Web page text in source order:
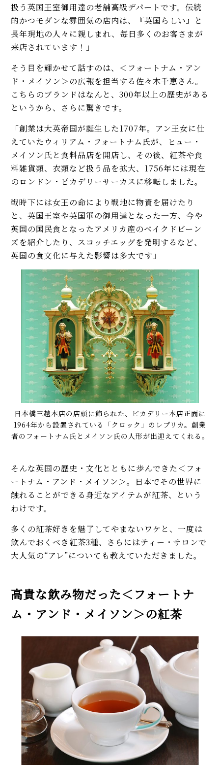
扱う英国王室御用達の老舗高級デパートです。伝統
的かつモダンな雰囲気の店内は、『英国らしい』と
長年現地の人々に親しまれ、毎日多くのお客さまが
来店されています！」
そう目を輝かせて話すのは、＜フォートナム・アン
ド・メイソン＞の広報を担当する佐々木千恵さん。
こちらのブランドはなんと、300年以上の歴史がある
というから、さらに驚きです。
「創業は大英帝国が誕生した1707年。アン王女に仕
えていたウィリアム・フォートナム氏が、ヒュー・
メイソン氏と食料品店を開店し、その後、紅茶や食
料雑貨類、衣類など扱う品を拡大、1756年には現在
のロンドン・ピカデリーサーカスに移転しました。
戦時下には女王の命により戦地に物資を届けたり
と、英国王室や英国軍の御用達となった一方、今や
英国の国民食となったアメリカ産のベイクドビーン
ズを紹介したり、スコッチエッグを発明するなど、
英国の食文化に与えた影響は多大です」
日本橋三越本店の店頭に飾られた、ピカデリー本店正面に
1964年から設置されている「クロック」のレプリカ。創業
者のフォートナム氏とメイソン氏の人形が出迎えてくれる。
そんな英国の歴史・文化とともに歩んできた＜フォ
ートナム・アンド・メイソン＞。日本でその世界に
触れることができる身近なアイテムが紅茶、という
わけです。
多くの紅茶好きを魅了してやまないワケと、一度は
飲んでおくべき紅茶3種、さらにはティー・サロンで
大人気の“アレ”についても教えていただきました。
高貴な飲み物だった＜フォートナ
ム・アンド・メイソン＞の紅茶